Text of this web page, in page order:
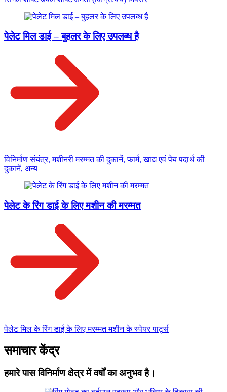
पेलेट मिल डाई – बुहलर के लिए उपलब्ध है
विनिर्माण संयंत्र, मशीनरी मरम्मत की दुकानें, फार्म, खाद्य एवं पेय पदार्थ की
दुकानें, अन्य
पेलेट के रिंग डाई के लिए मशीन की मरम्मत
पेलेट मिल के रिंग डाई के लिए मरम्मत मशीन के स्पेयर पार्ट्स
समाचार केंद्र
हमारे पास विनिर्माण क्षेत्र में वर्षों का अनुभव है।